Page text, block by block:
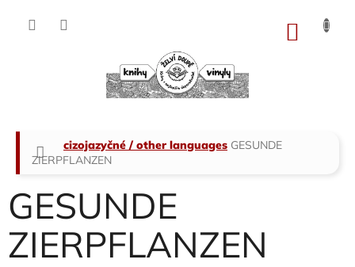
Domů
cizojazyčné / other languages GESUNDE
ZIERPFLANZEN
GESUNDE
ZIERPFLANZEN